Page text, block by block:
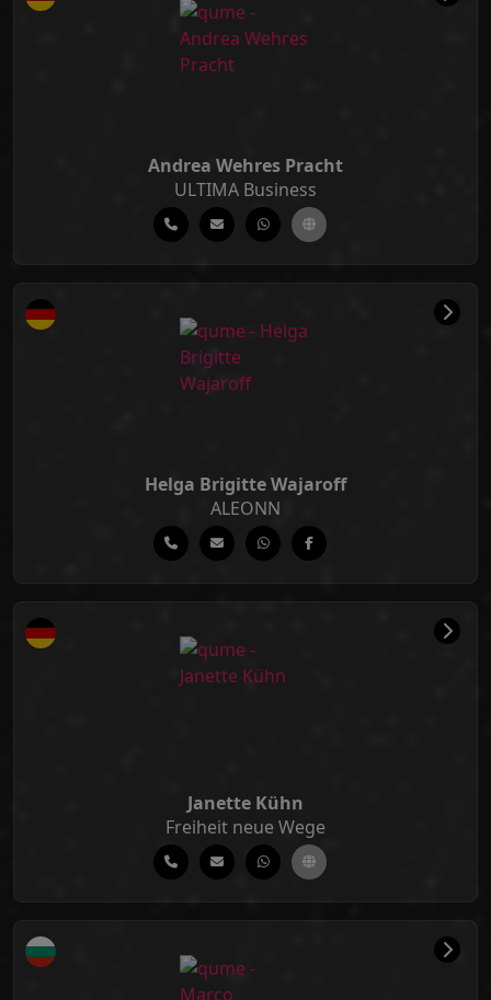
Andrea Wehres Pracht
ULTIMA Business
Helga Brigitte Wajaroff
ALEONN
Janette Kühn
Freiheit neue Wege